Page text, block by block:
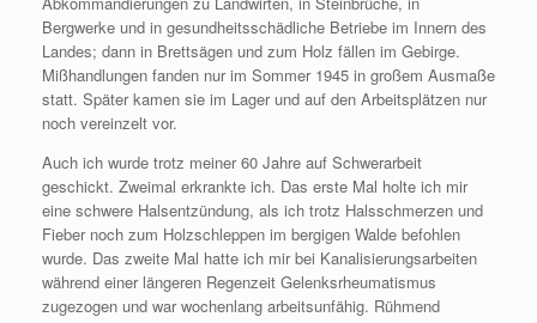
Bergwerke und in gesundheitsschädliche Betriebe im Innern des
Landes; dann in Brettsägen und zum Holz fällen im Gebirge.
Mißhandlungen fanden nur im Sommer 1945 in großem Ausmaße
statt. Später kamen sie im Lager und auf den Arbeitsplätzen nur
noch vereinzelt vor.
Auch ich wurde trotz meiner 60 Jahre auf Schwerarbeit
geschickt. Zweimal erkrankte ich. Das erste Mal holte ich mir
eine schwere Halsentzündung, als ich trotz Halsschmerzen und
Fieber noch zum Holzschleppen im bergigen Walde befohlen
wurde. Das zweite Mal hatte ich mir bei Kanalisierungsarbeiten
während einer längeren Regenzeit Gelenksrheumatismus
zugezogen und war wochenlang arbeitsunfähig. Rühmend